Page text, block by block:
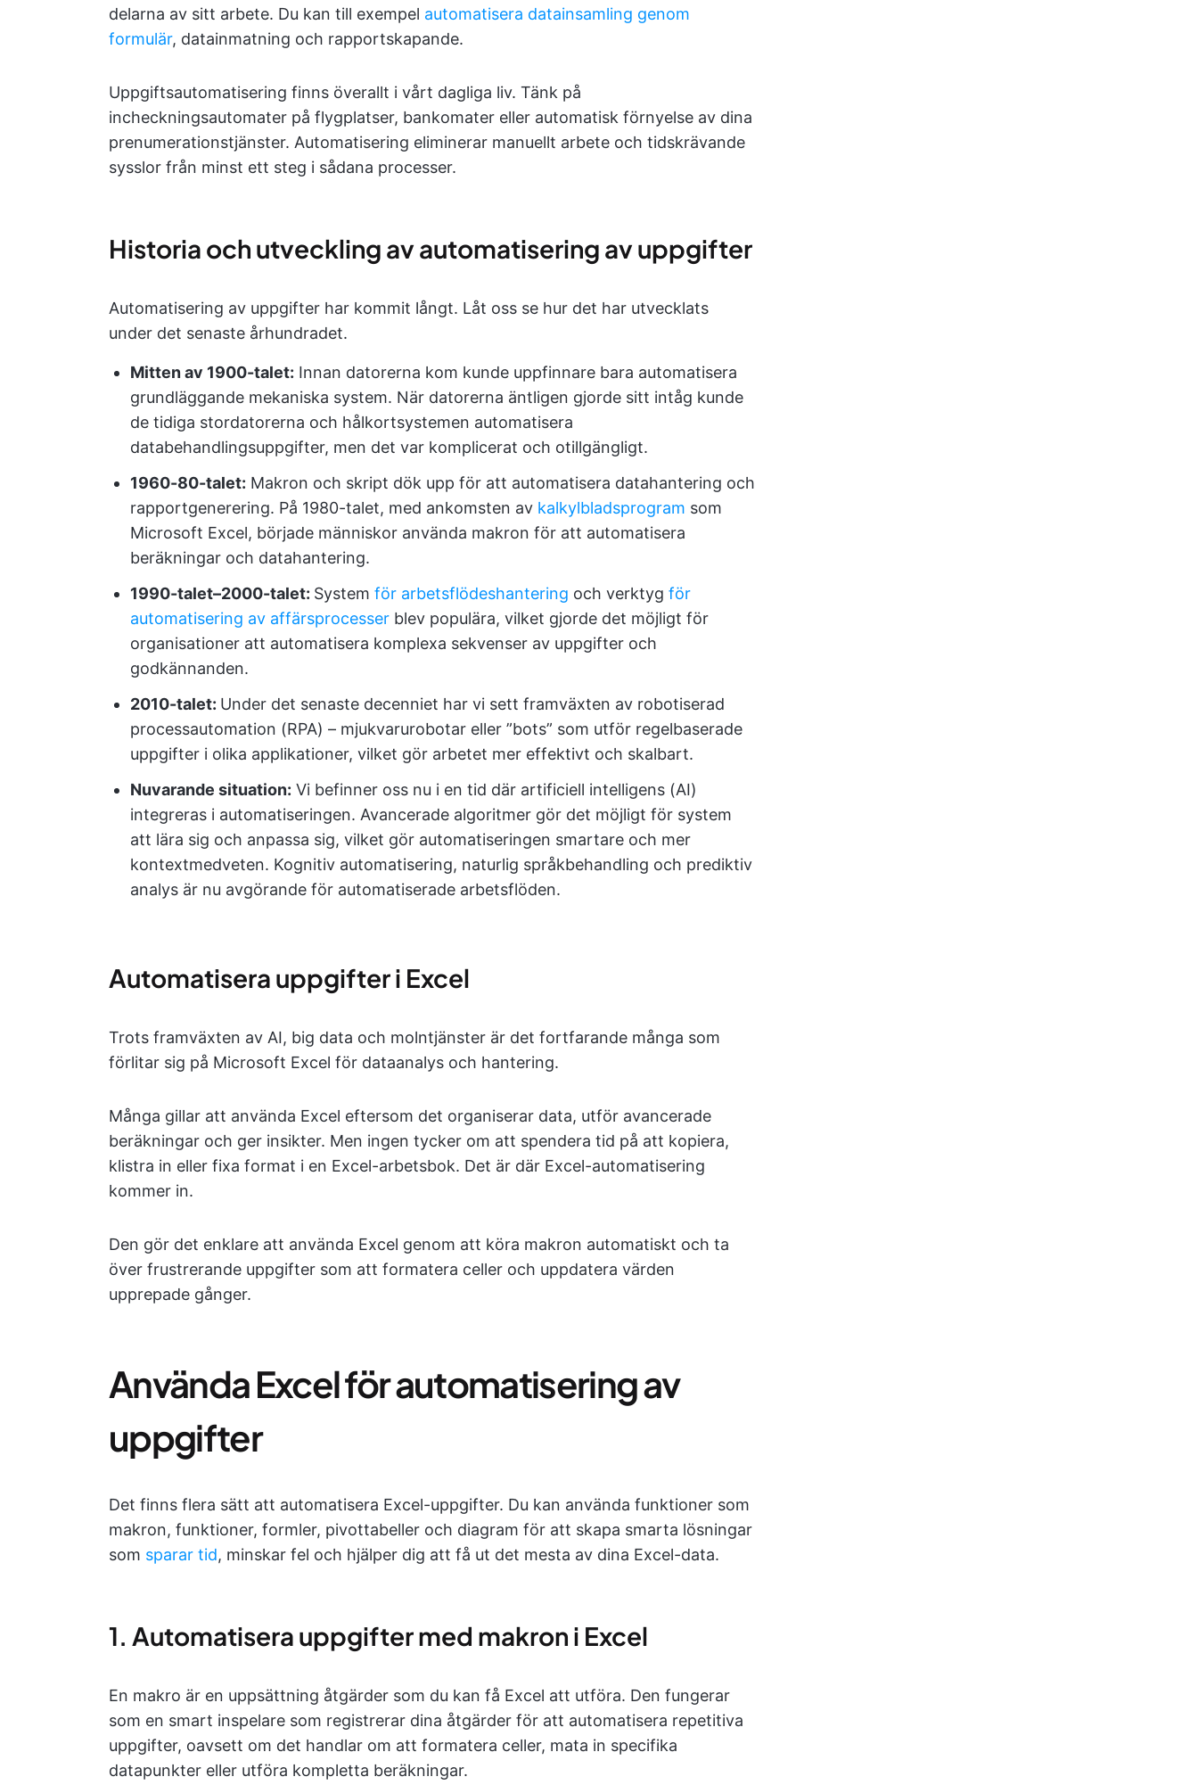
delarna av sitt arbete. Du kan till exempel automatisera datainsamling genom
formulär, datainmatning och rapportskapande.
Uppgiftsautomatisering finns överallt i vårt dagliga liv. Tänk på
incheckningsautomater på flygplatser, bankomater eller automatisk förnyelse av dina
prenumerationstjänster. Automatisering eliminerar manuellt arbete och tidskrävande
sysslor från minst ett steg i sådana processer.
Historia och utveckling av automatisering av uppgifter
Automatisering av uppgifter har kommit långt. Låt oss se hur det har utvecklats
under det senaste århundradet.
Mitten av 1900-talet: Innan datorerna kom kunde uppfinnare bara automatisera
grundläggande mekaniska system. När datorerna äntligen gjorde sitt intåg kunde
de tidiga stordatorerna och hålkortsystemen automatisera
databehandlingsuppgifter, men det var komplicerat och otillgängligt.
1960-80-talet: Makron och skript dök upp för att automatisera datahantering och
rapportgenerering. På 1980-talet, med ankomsten av kalkylbladsprogram som
Microsoft Excel, började människor använda makron för att automatisera
beräkningar och datahantering.
1990-talet–2000-talet: System för arbetsflödeshantering och verktyg för
automatisering av affärsprocesser blev populära, vilket gjorde det möjligt för
organisationer att automatisera komplexa sekvenser av uppgifter och
godkännanden.
2010-talet: Under det senaste decenniet har vi sett framväxten av robotiserad
processautomation (RPA) – mjukvarurobotar eller ”bots” som utför regelbaserade
uppgifter i olika applikationer, vilket gör arbetet mer effektivt och skalbart.
Nuvarande situation: Vi befinner oss nu i en tid där artificiell intelligens (AI)
integreras i automatiseringen. Avancerade algoritmer gör det möjligt för system
att lära sig och anpassa sig, vilket gör automatiseringen smartare och mer
kontextmedveten. Kognitiv automatisering, naturlig språkbehandling och prediktiv
analys är nu avgörande för automatiserade arbetsflöden.
Automatisera uppgifter i Excel
Trots framväxten av AI, big data och molntjänster är det fortfarande många som
förlitar sig på Microsoft Excel för dataanalys och hantering.
Många gillar att använda Excel eftersom det organiserar data, utför avancerade
beräkningar och ger insikter. Men ingen tycker om att spendera tid på att kopiera,
klistra in eller fixa format i en Excel-arbetsbok. Det är där Excel-automatisering
kommer in.
Den gör det enklare att använda Excel genom att köra makron automatiskt och ta
över frustrerande uppgifter som att formatera celler och uppdatera värden
upprepade gånger.
Använda Excel för automatisering av
uppgifter
Det finns flera sätt att automatisera Excel-uppgifter. Du kan använda funktioner som
makron, funktioner, formler, pivottabeller och diagram för att skapa smarta lösningar
som sparar tid, minskar fel och hjälper dig att få ut det mesta av dina Excel-data.
1. Automatisera uppgifter med makron i Excel
En makro är en uppsättning åtgärder som du kan få Excel att utföra. Den fungerar
som en smart inspelare som registrerar dina åtgärder för att automatisera repetitiva
uppgifter, oavsett om det handlar om att formatera celler, mata in specifika
datapunkter eller utföra kompletta beräkningar.